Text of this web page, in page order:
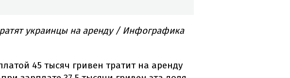
украинцы на аренду / Инфографика
45 тысяч гривен тратит на аренду